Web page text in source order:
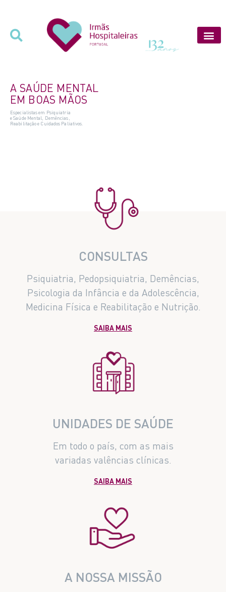
A SAÚDE MENTAL
EM BOAS MÃOS
Especialistas em Psiquiatria
eSaúde Mental,
Demências,
Reabilitação e Cuidados Paliativos.
CONSULTAS
Psiquiatria, Pedopsiquiatria, Demências,
Psicologia da Infância e da Adolescência,
Medicina Física e Reabilitação e Nutrição.
SAIBA MAIS
UNIDADES DE SAÚDE
Em todo o país, com as mais
variadas valências clínicas.
SAIBA MAIS
A NOSSA MISSÃO